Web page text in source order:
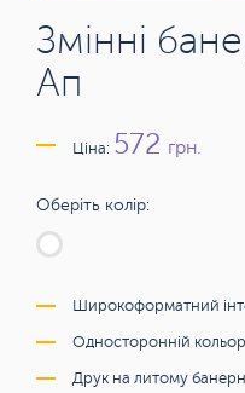
Змінні
Ап
Ціна: 572 грн.
Оберіть колір:
Широкоформатний
Односторонній
Друк на литому